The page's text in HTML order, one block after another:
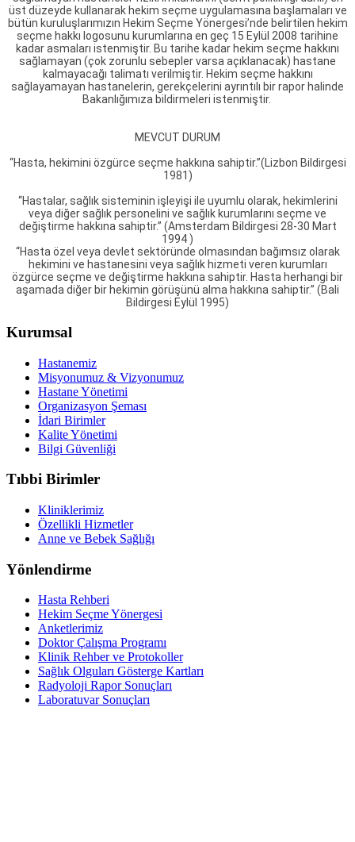
üst düzeyde kullanarak hekim seçme uygulamasına başlamaları ve
bütün kuruluşlarımızın Hekim Seçme Yönergesi’nde belirtilen hekim
seçme hakkı logosunu kurumlarına en geç 15 Eylül 2008 tarihine
kadar asmaları istenmiştir. Bu tarihe kadar hekim seçme hakkını
sağlamayan (çok zorunlu sebepler varsa açıklanacak) hastane
kalmayacağı talimatı verilmiştir. Hekim seçme hakkını
sağlayamayan hastanelerin, gerekçelerini ayrıntılı bir rapor halinde
Bakanlığımıza bildirmeleri istenmiştir.
MEVCUT DURUM
“Hasta, hekimini özgürce seçme hakkına sahiptir.”(Lizbon Bildirgesi
1981)
“Hastalar, sağlık sisteminin işleyişi ile uyumlu olarak, hekimlerini
veya diğer sağlık personelini ve sağlık kurumlarını seçme ve
değiştirme hakkına sahiptir.” (Amsterdam Bildirgesi 28-30 Mart
1994 )
“Hasta özel veya devlet sektöründe olmasından bağımsız olarak
hekimini ve hastanesini veya sağlık hizmeti veren kurumları
özgürce seçme ve değiştirme hakkına sahiptir. Hasta herhangi bir
aşamada diğer bir hekimin görüşünü alma hakkına sahiptir.” (Bali
Bildirgesi Eylül 1995)
Kurumsal
Hastanemiz
Misyonumuz & Vizyonumuz
Hastane Yönetimi
Organizasyon Şeması
İdari Birimler
Kalite Yönetimi
Bilgi Güvenliği
Tıbbi Birimler
Kliniklerimiz
Özellikli Hizmetler
Anne ve Bebek Sağlığı
Yönlendirme
Hasta Rehberi
Hekim Seçme Yönergesi
Anketlerimiz
Doktor Çalışma Programı
Klinik Rehber ve Protokoller
Sağlık Olguları Gösterge Kartları
Radyoloji Rapor Sonuçları
Laboratuvar Sonuçları